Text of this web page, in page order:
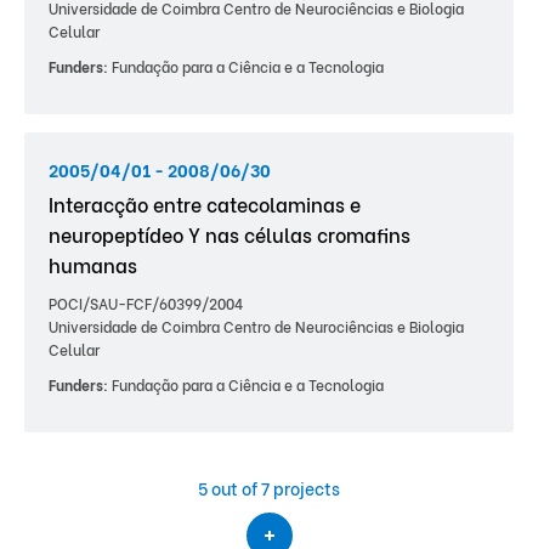
Universidade de Coimbra Centro de Neurociências e Biologia
Celular
Funders: Fundação para a Ciência e a Tecnologia
2005/04/01 - 2008/06/30
Interacção entre catecolaminas e
neuropeptídeo Y nas células cromafins
humanas
POCI/SAU-FCF/60399/2004
Universidade de Coimbra Centro de Neurociências e Biologia
Celular
Funders: Fundação para a Ciência e a Tecnologia
5out of 7 projects